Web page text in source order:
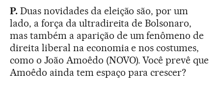
P.Duas novidades da eleição são, por um
lado, a força da ultradireita de Bolsonaro,
mas também a aparição de um fenômeno de
direita liberal na economia e nos costumes,
como o João Amoêdo (NOVO). Você prevê que
Amoêdo ainda tem espaço para crescer?